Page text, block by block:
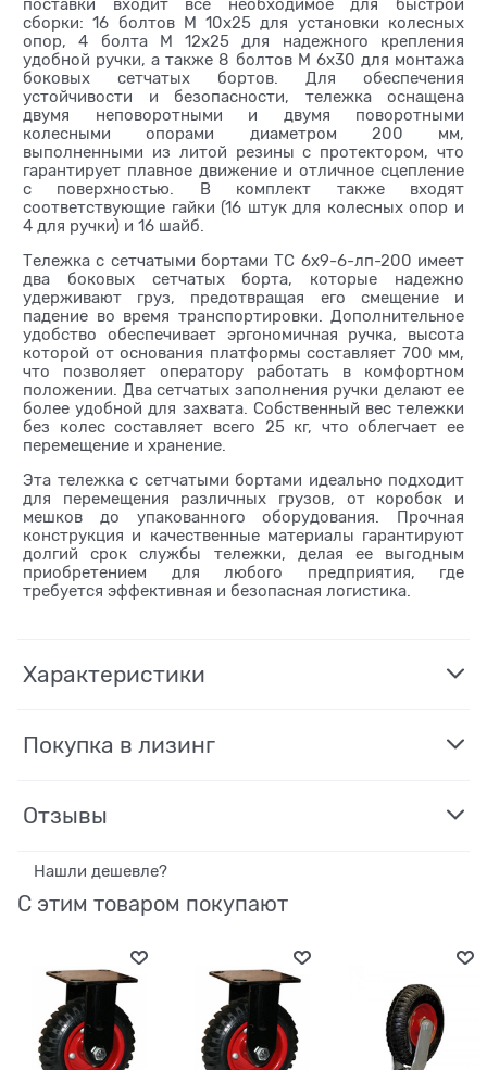
поставки входит все необходимое для быстрой
сборки: 16 болтов М 10х25 для установки колесных
опор, 4 болта М 12х25 для надежного крепления
удобной ручки, а также 8 болтов М 6х30 для монтажа
боковых сетчатых бортов. Для обеспечения
устойчивости и безопасности, тележка оснащена
двумя неповоротными и двумя поворотными
колесными опорами диаметром 200 мм,
выполненными из литой резины с протектором, что
гарантирует плавное движение и отличное сцепление
с поверхностью. В комплект также входят
соответствующие гайки (16 штук для колесных опор и
4 для ручки) и 16 шайб.
Тележка с сетчатыми бортами ТС 6х9-6-лп-200 имеет
два боковых сетчатых борта, которые надежно
удерживают груз, предотвращая его смещение и
падение во время транспортировки. Дополнительное
удобство обеспечивает эргономичная ручка, высота
которой от основания платформы составляет 700 мм,
что позволяет оператору работать в комфортном
положении. Два сетчатых заполнения ручки делают ее
более удобной для захвата. Собственный вес тележки
без колес составляет всего 25 кг, что облегчает ее
перемещение и хранение.
Эта тележка с сетчатыми бортами идеально подходит
для перемещения различных грузов, от коробок и
мешков до упакованного оборудования. Прочная
конструкция и качественные материалы гарантируют
долгий срок службы тележки, делая ее выгодным
приобретением для любого предприятия, где
требуется эффективная и безопасная логистика.
Характеристики
Покупка в лизинг
Отзывы
Нашли дешевле?
С этим товаром покупают